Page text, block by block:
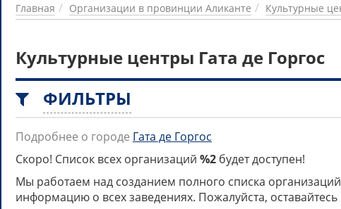
Главная Организации в провинции Аликанте Культурные
Культурные центры Гата де Горгос
ФИЛЬТРЫ
Подробнее о городе Гата де Горгос
Скоро! Список всех организаций %2 будет доступен!
Мы работаем над созданием полного списка организаций
информацию о всех заведениях. Пожалуйста,